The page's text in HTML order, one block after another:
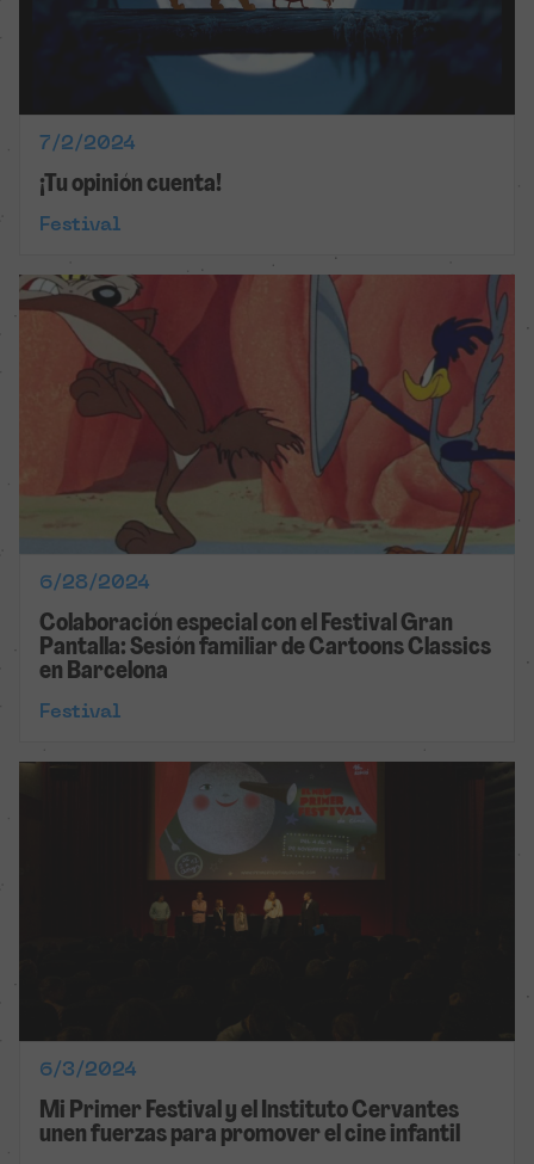
7/2/2024
¡Tu opinión cuenta!
Festival
6/28/2024
Colaboración especial con el Festival Gran
Pantalla: Sesión familiar de Cartoons Classics
en Barcelona
Festival
6/3/2024
Mi Primer Festival y el Instituto Cervantes
unen fuerzas para promover el cine infantil